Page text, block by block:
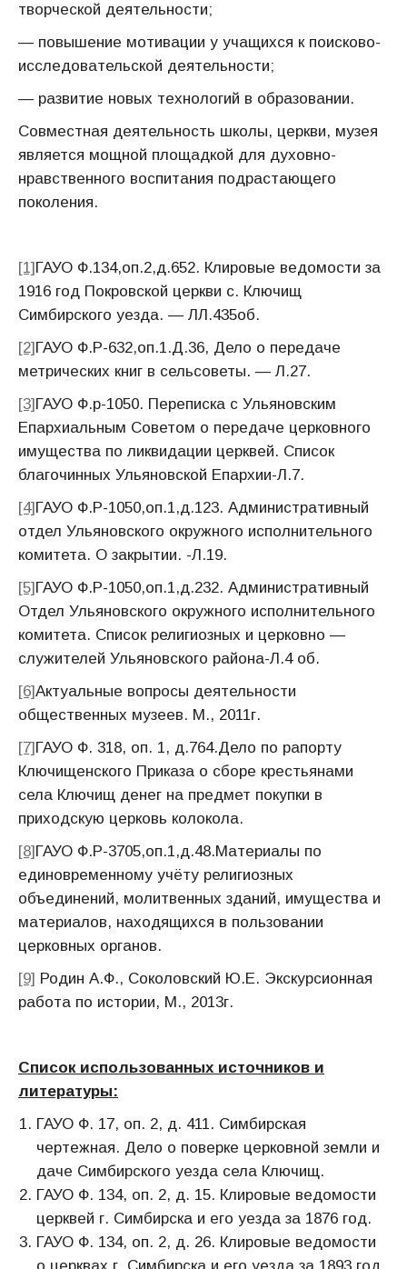
творческой деятельности;
— повышение мотивации у учащихся к поисково-
исследовательской деятельности;
— развитие новых технологий в образовании.
Совместная деятельность школы, церкви, музея
является мощной площадкой для духовно-
нравственного воспитания подрастающего
поколения.
[1]ГАУО Ф.134,оп.2,д.652. Клировые ведомости за
1916 год Покровской церкви с. Ключищ
Симбирского уезда. — ЛЛ.435об.
[2]ГАУО Ф.Р-632,оп.1.Д.36, Дело о передаче
метрических книг в сельсоветы. — Л.27.
[3]ГАУО Ф.р-1050. Переписка с Ульяновским
Епархиальным Советом о передаче церковного
имущества по ликвидации церквей. Список
благочинных Ульяновской Епархии-Л.7.
[4]ГАУО Ф.Р-1050,оп.1,д.123. Административный
отдел Ульяновского окружного исполнительного
комитета. О закрытии. -Л.19.
[5]ГАУО Ф.Р-1050,оп.1,д.232. Административный
Отдел Ульяновского окружного исполнительного
комитета. Список религиозных и церковно —
служителей Ульяновского района-Л.4 об.
[6]Актуальные вопросы деятельности
общественных музеев. М., 2011г.
[7]ГАУО Ф. 318, оп. 1, д.764.Дело по рапорту
Ключищенского Приказа о сборе крестьянами
села Ключищ денег на предмет покупки в
приходскую церковь колокола.
[8]ГАУО Ф.Р-3705,оп.1,д.48.Материалы по
единовременному учёту религиозных
объединений, молитвенных зданий, имущества и
материалов, находящихся в пользовании
церковных органов.
[9] Родин А.Ф., Соколовский Ю.Е. Экскурсионная
работа по истории, М., 2013г.
Список использованных источников и
литературы:
ГАУО Ф. 17, оп. 2, д. 411. Симбирская
чертежная. Дело о поверке церковной земли и
даче Симбирского уезда села Ключищ.
ГАУО Ф. 134, оп. 2, д. 15. Клировые ведомости
церквей г. Симбирска и его уезда за 1876 год.
ГАУО Ф. 134, оп. 2, д. 26. Клировые ведомости